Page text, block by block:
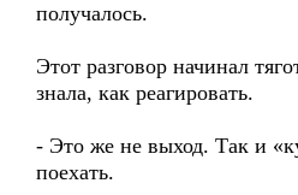
получалось.
Этот разговор начинал
знала, как реагировать.
- Это же не выход. Так и
поехать.